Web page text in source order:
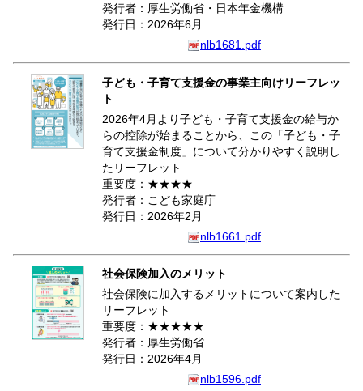
発行者：厚生労働省・日本年金機構
発行日：2026年6月
nlb1681.pdf
子ども・子育て支援金の事業主向けリーフレッ
ト
2026年4月より子ども・子育て支援金の給与か
らの控除が始まることから、この「子ども・子
育て支援金制度」について分かりやすく説明し
たリーフレット
重要度：★★★★
発行者：こども家庭庁
発行日：2026年2月
nlb1661.pdf
社会保険加入のメリット
社会保険に加入するメリットについて案内した
リーフレット
重要度：★★★★★
発行者：厚生労働省
発行日：2026年4月
nlb1596.pdf